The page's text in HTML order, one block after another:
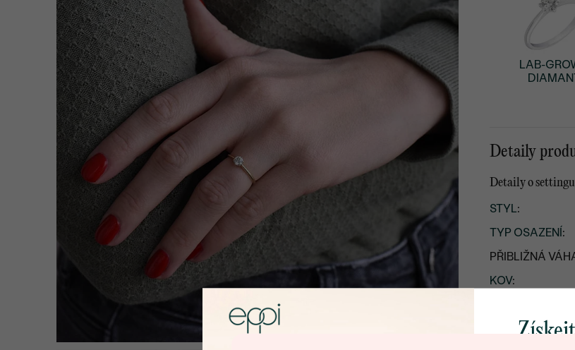
LAB-
Detaily
Detaily o settingu
STYL:
TYP OSAZENÍ:
PŘIBLIŽNÁ
KOV: